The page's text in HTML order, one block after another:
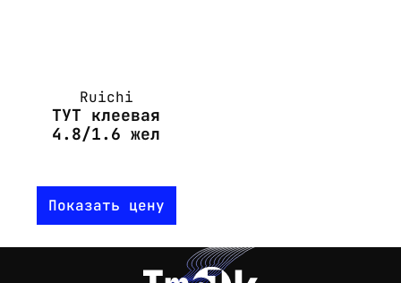
Ruichi
ТУТ клеевая
4.8/1.6 жел
Показать цену